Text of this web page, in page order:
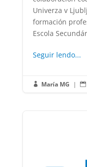
Univerza v
formación
Escola
Seguir lendo...
 María MG | 